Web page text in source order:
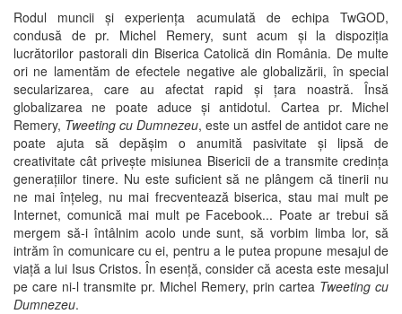
Rodul muncii și experiența acumulată de echipa TwGOD,
condusă de pr. Michel Remery, sunt acum și la dispoziția
lucrătorilor pastorali din Biserica Catolică din România. De multe
ori ne lamentăm de efectele negative ale globalizării, în special
secularizarea, care au afectat rapid și țara noastră. Însă
globalizarea ne poate aduce și antidotul. Cartea pr. Michel
Remery, Tweeting cu Dumnezeu, este un astfel de antidot care ne
poate ajuta să depășim o anumită pasivitate și lipsă de
creativitate cât privește misiunea Bisericii de a transmite credința
generațiilor tinere. Nu este suficient să ne plângem că tinerii nu
ne mai înțeleg, nu mai frecventează biserica, stau mai mult pe
Internet, comunică mai mult pe Facebook... Poate ar trebui să
mergem să-i întâlnim acolo unde sunt, să vorbim limba lor, să
intrăm în comunicare cu ei, pentru a le putea propune mesajul de
viață a lui Isus Cristos. În esență, consider că acesta este mesajul
pe care ni-l transmite pr. Michel Remery, prin cartea Tweeting cu
Dumnezeu.